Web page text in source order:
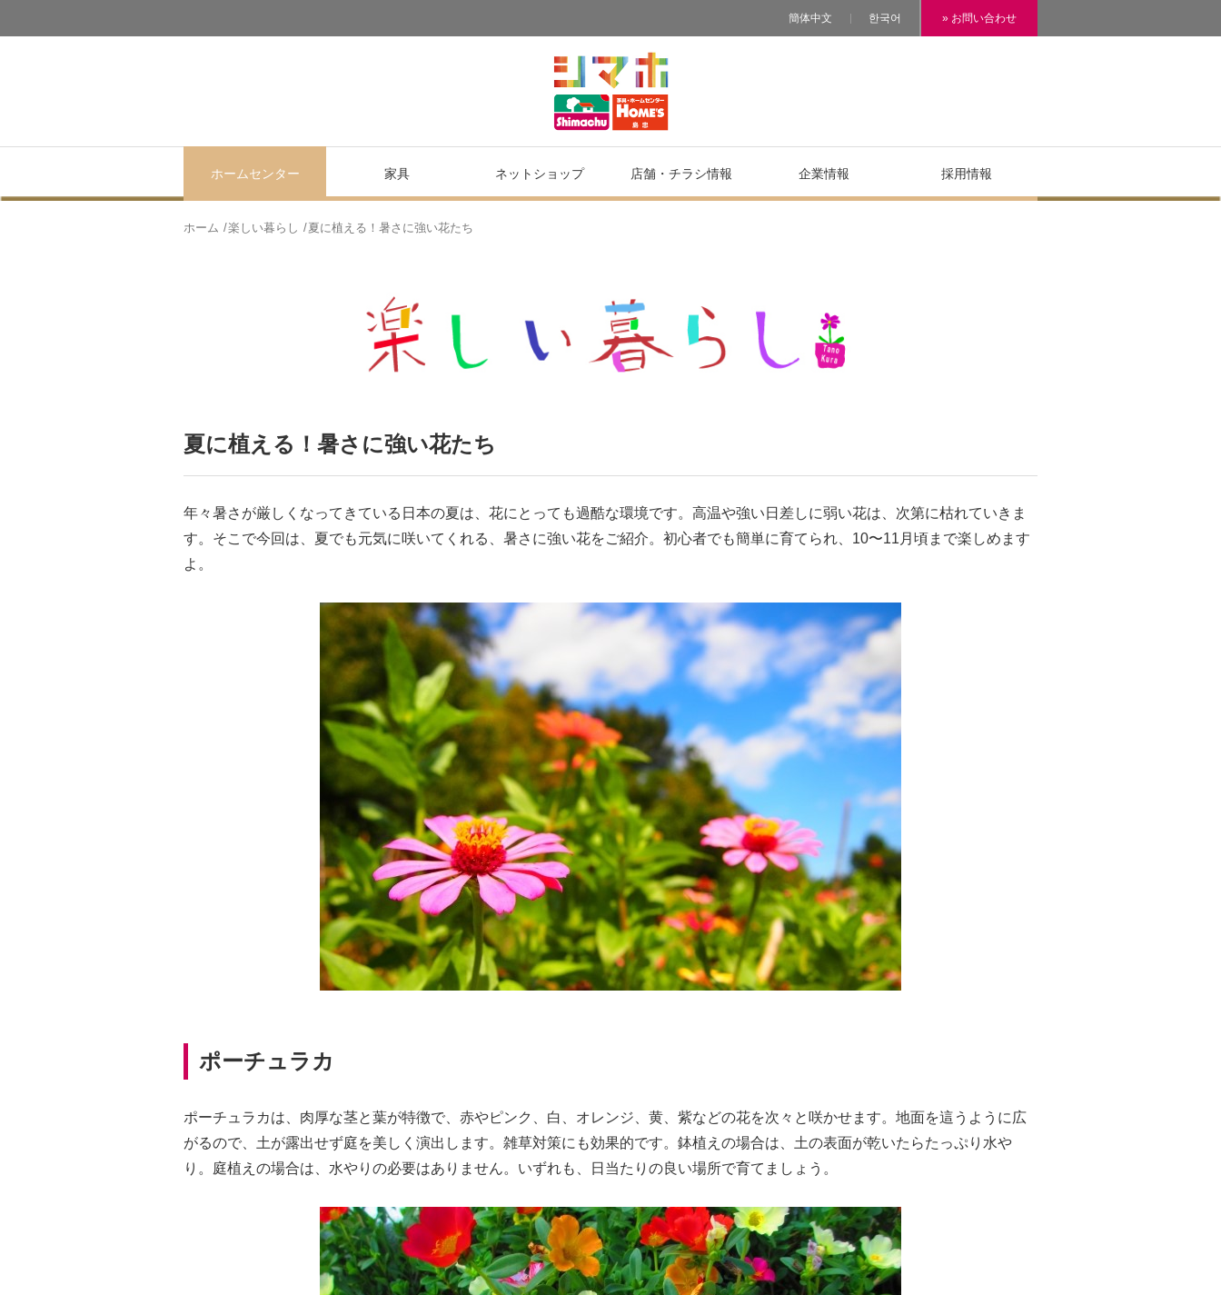
簡体中文 한국어 » お問い合わせ
ホームセンター 家具 ネットショップ 店舗・チラシ情報 企業情報 採用情報
ホーム 楽しい暮らし 夏に植える！暑さに強い花たち
夏に植える！暑さに強い花たち
年々暑さが厳しくなってきている日本の夏は、花にとっても過酷な環境です。高温や強い日差しに弱い花は、次第に枯れていきま
す。そこで今回は、夏でも元気に咲いてくれる、暑さに強い花をご紹介。初心者でも簡単に育てられ、10〜11月頃まで楽しめます
よ。
ポーチュラカ
ポーチュラカは、肉厚な茎と葉が特徴で、赤やピンク、白、オレンジ、黄、紫などの花を次々と咲かせます。地面を這うように広
がるので、土が露出せず庭を美しく演出します。雑草対策にも効果的です。鉢植えの場合は、土の表面が乾いたらたっぷり水や
り。庭植えの場合は、水やりの必要はありません。いずれも、日当たりの良い場所で育てましょう。